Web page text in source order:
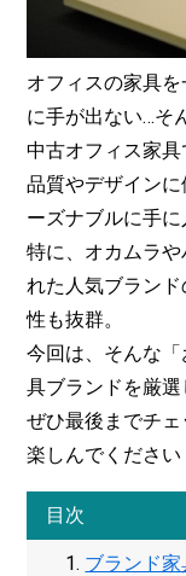
オフィスの家具
に手が出ない…そ
中古オフィス家具
品質やデザイン
ーズナブルに手に
特に、オカムラ
れた人気ブラン
性も抜群。
今回は、そんな
具ブランドを厳選
ぜひ最後までチ
楽しんでください
ブランド